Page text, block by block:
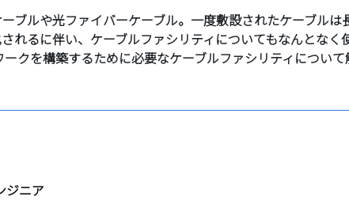
ブルや光ファイバーケーブル。一度敷設されたケーブル
れるに伴い、ケーブルファシリティについてもなんとな
クを構築するために必要なケーブルファシリティについ
ジニア